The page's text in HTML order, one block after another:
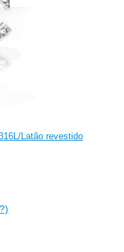
Latão revestido